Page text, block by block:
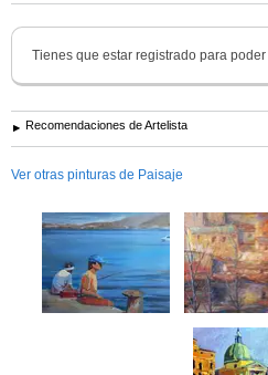
Tienes que estar registrado para poder
Recomendaciones de Artelista
Ver otras pinturas de Paisaje